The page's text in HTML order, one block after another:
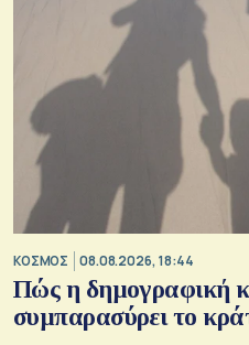
ΚΟΣΜΟΣ 08.08.2026, 18:44
Πώς η δημογραφική
συμπαρασύρει το